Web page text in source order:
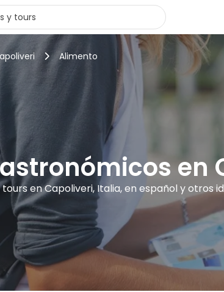
Alimento
en
tours en Capoliveri, Italia, en español y otros